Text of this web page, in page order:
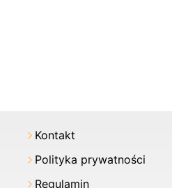
Kontakt
Polityka prywatności
Regulamin